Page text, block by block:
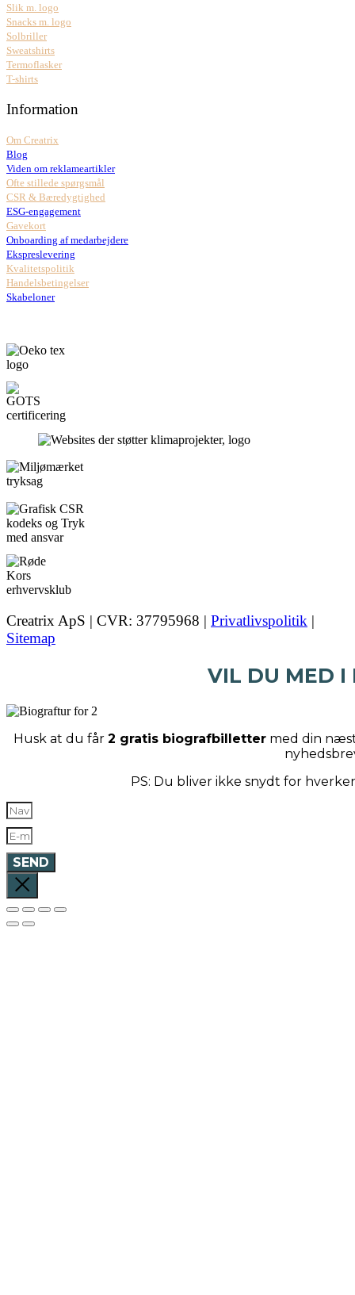
Slik m. logo
Snacks m. logo
Solbriller
Sweatshirts
Termoflasker
T-shirts
Information
Om Creatrix
Blog
Viden om reklameartikler
Ofte stillede spørgsmål
CSR & Bæredygtighed
ESG-engagement
Gavekort
Onboarding af medarbejdere
Ekspreslevering
Kvalitetspolitik
Handelsbetingelser
Skabeloner
Creatrix ApS | CVR: 37795968 | Privatlivspolitik |
Sitemap
VIL DU MED I
Husk at du får 2 gratis biografbillettermed din
PS: Du bliver ikke snydt for
SEND